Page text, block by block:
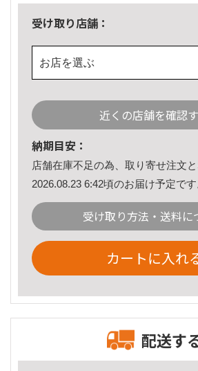
受け取り店舗：
お店を選ぶ
近くの店舗を確認
納期目安：
店舗在庫不足の為、取り寄せ注文と
2026.08.23 6:42頃のお届け予定です
受け取り方法・送料に
カートに入れ
配送す